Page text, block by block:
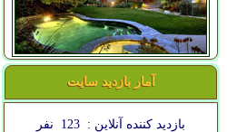
آمار بازدید سایت
بازدید کننده آنلاین : 123 نفر